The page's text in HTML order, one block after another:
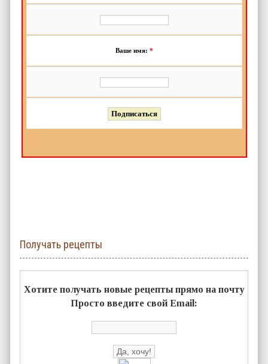
Ваше имя: *
Получать рецепты
Хотите получать новые рецепты прямо на почту
Просто введите свой Email: